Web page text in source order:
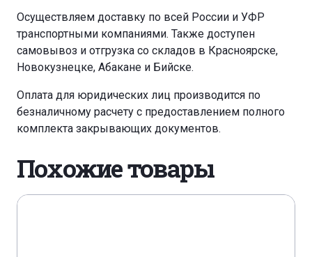
Осуществляем доставку по всей России и УФР
транспортными компаниями. Также доступен
самовывоз и отгрузка со складов в Красноярске,
Новокузнецке, Абакане и Бийске.
Оплата для юридических лиц производится по
безналичному расчету с предоставлением полного
комплекта закрывающих документов.
Похожие товары